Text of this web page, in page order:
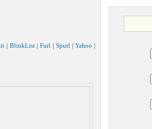
BlinkList|Furl Spurl|Yahoo